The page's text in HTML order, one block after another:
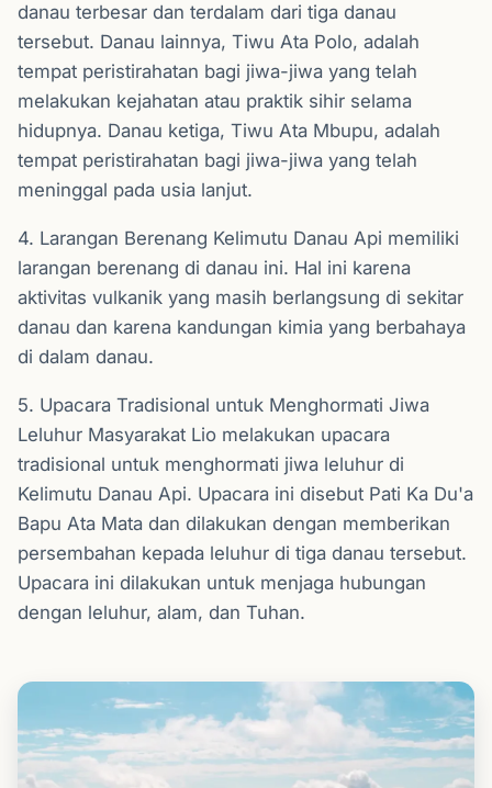
danau terbesar dan terdalam dari tiga danau
tersebut. Danau lainnya, Tiwu Ata Polo, adalah
tempat peristirahatan bagi jiwa-jiwa yang telah
melakukan kejahatan atau praktik sihir selama
hidupnya. Danau ketiga, Tiwu Ata Mbupu, adalah
tempat peristirahatan bagi jiwa-jiwa yang telah
meninggal pada usia lanjut.
4. Larangan Berenang Kelimutu Danau Api memiliki
larangan berenang di danau ini. Hal ini karena
aktivitas vulkanik yang masih berlangsung di sekitar
danau dan karena kandungan kimia yang berbahaya
di dalam danau.
5. Upacara Tradisional untuk Menghormati Jiwa
Leluhur Masyarakat Lio melakukan upacara
tradisional untuk menghormati jiwa leluhur di
Kelimutu Danau Api. Upacara ini disebut Pati Ka Du'a
Bapu Ata Mata dan dilakukan dengan memberikan
persembahan kepada leluhur di tiga danau tersebut.
Upacara ini dilakukan untuk menjaga hubungan
dengan leluhur, alam, dan Tuhan.